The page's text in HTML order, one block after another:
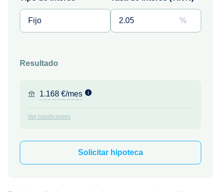
%
Resultado
1.168 €/mes
Ver condiciones
Solicitar hipoteca